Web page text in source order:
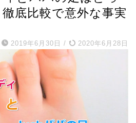
底比較で意外な事実
2019年6月30日 / 2020年6月28日